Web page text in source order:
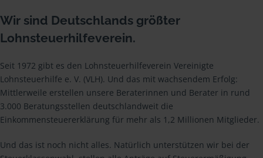
Wir sind Deutschlands größter
Lohnsteuerhilfeverein.
Seit 1972 gibt es den Lohnsteuerhilfeverein Vereinigte
Lohnsteuerhilfe e. V. (VLH). Und das mit wachsendem Erfolg:
Mittlerweile erstellen unsere Beraterinnen und Berater in rund
3.000 Beratungsstellen deutschlandweit die
Einkommensteuererklärung für mehr als 1,2 Millionen Mitglieder.
Und das ist noch nicht alles. Natürlich unterstützen wir bei der